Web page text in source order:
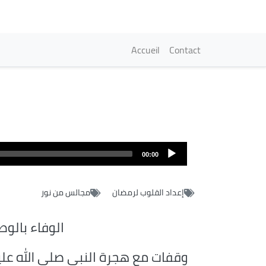
Navigation
Accueil Contact
00:00
إعداد القلوب لرمضان مجالس من نور
الوفاء
وقفات مع هجرة النبي صلى الله